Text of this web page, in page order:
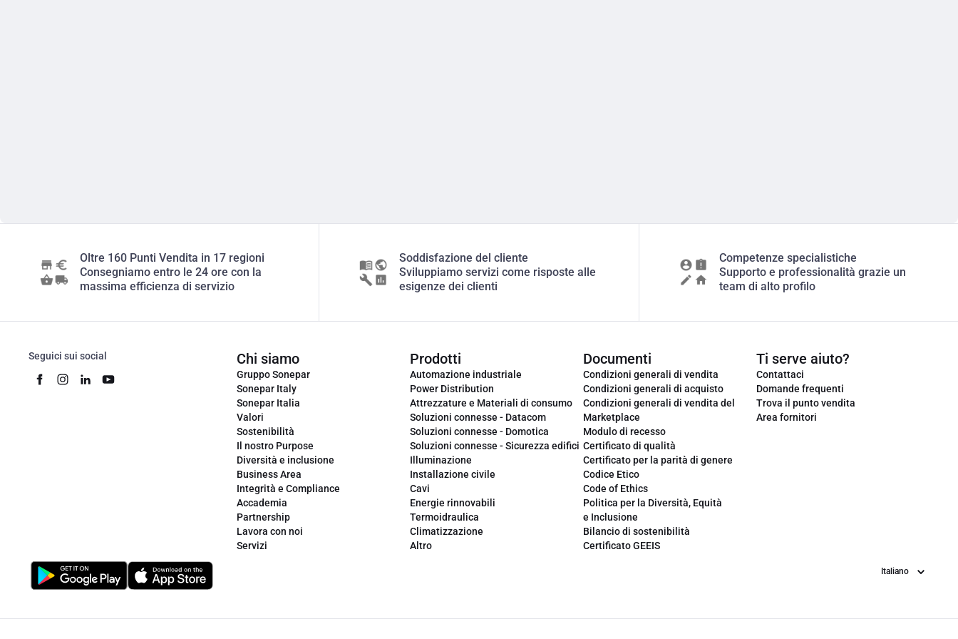
Oltre 160 Punti Vendita in 17 regioni
Consegniamo entro le 24 ore con la
massima efficienza di servizio
Soddisfazione del cliente
Sviluppiamo servizi come risposte alle
esigenze dei clienti
Competenze specialistiche
Supporto e professionalità grazie un
team di alto profilo
Seguici sui social Chi siamo
Gruppo Sonepar
Sonepar Italy
Sonepar Italia
Valori
Sostenibilità
Il nostro Purpose
Diversità e inclusione
Business Area
Integrità e Compliance
Accademia
Partnership
Lavora con noi
Servizi
Prodotti
Automazione industriale
Power Distribution
Attrezzature e Materiali di consumo
Soluzioni connesse - Datacom
Soluzioni connesse - Domotica
Soluzioni connesse - Sicurezza edifici
Illuminazione
Installazione civile
Cavi
Energie rinnovabili
Termoidraulica
Climatizzazione
Altro
Documenti
Condizioni generali di vendita
Condizioni generali di acquisto
Condizioni generali di vendita del
Marketplace
Modulo di recesso
Certificato di qualità
Certificato per la parità di genere
Codice Etico
Code of Ethics
Politica per la Diversità, Equità
e Inclusione
Bilancio di sostenibilità
Certificato GEEIS
Ti serve aiuto?
Contattaci
Domande frequenti
Trova il punto vendita
Area fornitori
Lingua